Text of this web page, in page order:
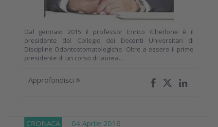
Dal gennaio 2015 il professor Enrico Gherlone è il
presidente del Collegio dei Docenti Universitari di
Discipline Odontostomatologiche. Oltre a essere il primo
presidente di un corso di laurea...
Approfondisci
CRONACA 04 Aprile 2016